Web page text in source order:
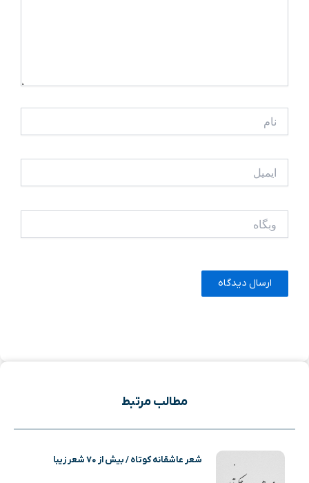
مطالب مرتبط
شعر عاشقانه کوتاه / بیش از ۷۰ شعر زیبا